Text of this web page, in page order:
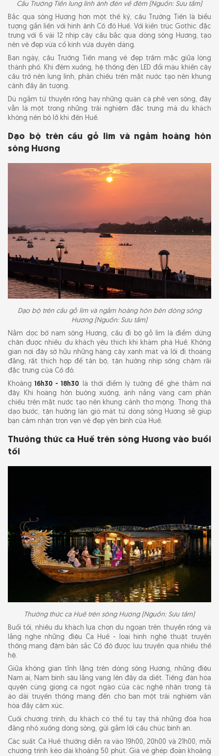
Cầu Trường Tiền lung linh ánh đèn về đêm (Nguồn: Sưu tầm)
Bắc qua sông Hương hơn một thế kỷ, cầu Trường Tiền là biểu
tượng gắn liền với hình ảnh Cố đô Huế. Với kiến trúc Gothic đặc
trưng với 6 vài 12 nhịp cây cầu bắc qua dòng sông Hương, tạo
nên vẻ đẹp vừa cổ kính vừa duyên dáng.
Ban ngày, cầu Trường Tiền mang vẻ đẹp trầm mặc giữa lòng
thành phố. Khi đêm xuống, hệ thống đèn LED đổi màu khiến cây
cầu trở nên lung linh, phản chiếu trên mặt nước tạo nên khung
cảnh đầy ấn tượng.
Dù ngắm từ thuyền rồng hay những quán cà phê ven sông, đây
vẫn là một trong những trải nghiệm đặc trưng mà du khách
không nên bỏ lỡ khi đến Huế.
Dạo bộ trên cầu gỗ lim và ngắm hoàng hôn
sông Hương
Dạo bộ trên cầu gỗ lim và ngắm hoàng hôn bên dòng sông
Hương (Nguồn: Sưu tầm)
Nằm dọc bờ nam sông Hương, cầu đi bộ gỗ lim là điểm dừng
chân được nhiều du khách yêu thích khi khám phá Huế. Không
gian nơi đây sở hữu những hàng cây xanh mát và lối đi thoáng
đãng, rất thích hợp để tản bộ, tận hưởng nhịp sống chậm rãi
đặc trưng của Cố đô.
Khoảng 16h30 - 18h30 là thời điểm lý tưởng để ghé thăm nơi
đây. Khi hoàng hôn buông xuống, ánh nắng vàng cam phản
chiếu trên mặt nước tạo nên khung cảnh thơ mộng. Thong thả
dạo bước, tận hưởng làn gió mát từ dòng sông Hương sẽ giúp
bạn cảm nhận trọn vẹn vẻ đẹp yên bình của Huế.
Thưởng thức ca Huế trên sông Hương vào buổi
tối
Thường thức ca Huế trên sông Hương (Nguồn: Sưu tầm)
Buổi tối, nhiều du khách lựa chọn du ngoạn trên thuyền rồng và
lắng nghe những điệu Ca Huế - loại hình nghệ thuật truyền
thống mang đậm bản sắc Cố đô được lưu truyền qua nhiều thế
hệ.
Giữa không gian tĩnh lặng trên dòng sông Hương, những điệu
Nam ai, Nam bình sâu lắng vang lên đầy da diết. Tiếng đàn hòa
quyện cùng giọng ca ngọt ngào của các nghệ nhân trong tà
áo dài truyền thống mang đến cho bạn một trải nghiệm văn
hóa đầy cảm xúc.
Cuối chương trình, du khách có thể tự tay thả những đóa hoa
đăng nhỏ xuống dòng sông, gửi gắm lời cầu chúc bình an.
Các suất Ca Huế thường diễn ra vào 19h00, 20h00 và 21h00, mỗi
chương trình kéo dài khoảng 50 phút. Giá vé ghép đoàn khoảng